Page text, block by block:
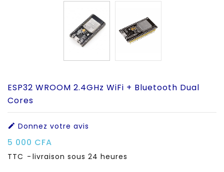
ESP32 WROOM 2.4GHz WiFi + Bluetooth Dual
Cores
 Donnez votre avis
5 000 CFA
TTC livraison sous 24 heures